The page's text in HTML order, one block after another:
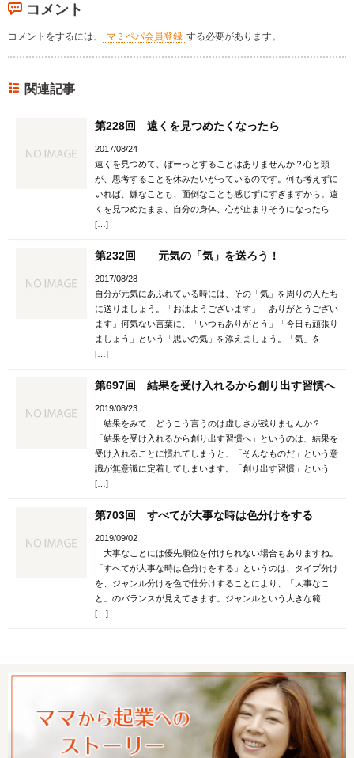
コメント
コメントをするには、 マミペパ会員登録 する必要があります。
関連記事
第228回 遠くを見つめたくなったら
2017/08/24
遠くを見つめて、ぼーっとすることはありませんか？心と頭
が、思考することを休みたいがっているのです。何も考えずに
いれば、嫌なことも、面倒なことも感じずにすぎますから。遠
くを見つめたまま、自分の身体、心が止まりそうになったら
[…]
第232回 元気の「気」を送ろう！
2017/08/28
自分が元気にあふれている時には、その「気」を周りの人たち
に送りましょう。「おはようございます」「ありがとうござい
ます」何気ない言葉に、「いつもありがとう」「今日も頑張り
ましょう」という「思いの気」を添えましょう。「気」を
[…]
第697回 結果を受け入れるから創り出す習慣へ
2019/08/23
結果をみて、どうこう言うのは虚しさが残りませんか？
「結果を受け入れるから創り出す習慣へ」というのは、結果を
受け入れることに慣れてしまうと、「そんなものだ」という意
識が無意識に定着してしまいます。「創り出す習慣」という
[…]
第703回 すべてが大事な時は色分けをする
2019/09/02
大事なことには優先順位を付けられない場合もありますね。
「すべてが大事な時は色分けをする」というのは、タイプ分け
を、ジャンル分けを色で仕分けすることにより、「大事なこ
と」のバランスが見えてきます。ジャンルという大きな範
[…]